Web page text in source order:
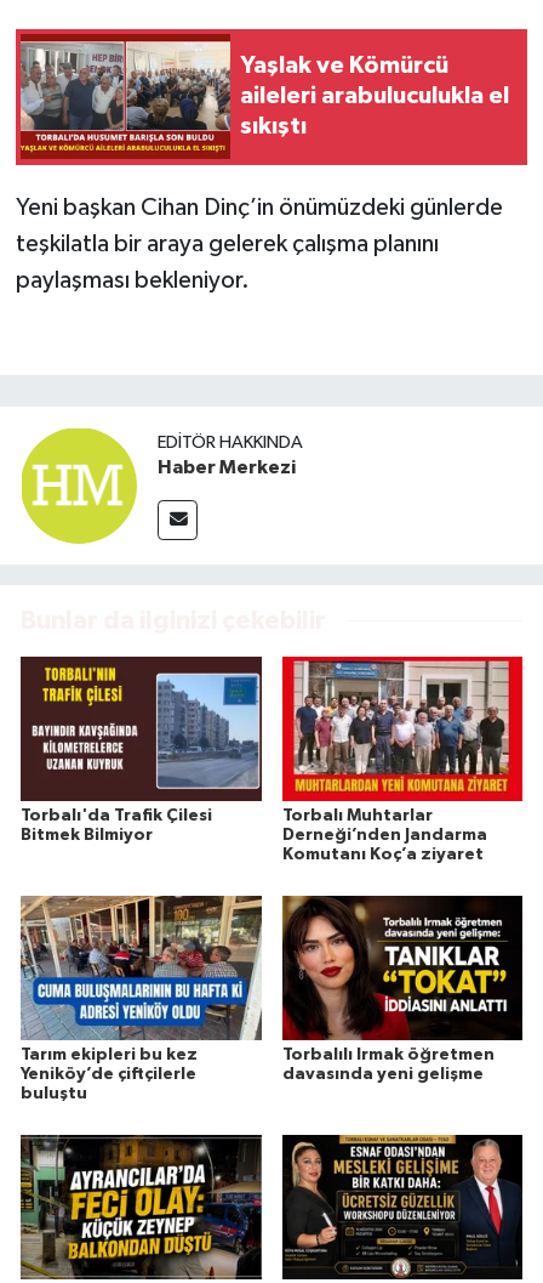
Yaşlak ve Kömürcü
aileleri arabuluculukla el
sıkıştı
Yeni başkan Cihan Dinç’in önümüzdeki günlerde
teşkilatla bir araya gelerek çalışma planını
paylaşması bekleniyor.
EDITÖR HAKKINDA
Haber Merkezi
Torbalı'da Trafik Çilesi
Bitmek Bilmiyor
Torbalı Muhtarlar
Derneği’nden Jandarma
Komutanı Koç’a ziyaret
Tarım ekipleri bu kez
Yeniköy’de çiftçilerle
buluştu
Torbalılı Irmak öğretmen
davasında yeni gelişme